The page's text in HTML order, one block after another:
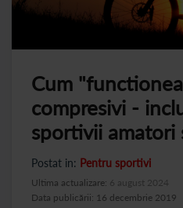
Cum
compresivi -
sportivii amatori
Postat in: Pentru sportivi
Data publicării: 16 decembrie 2019
Ultima actualizare: 6 august 2024